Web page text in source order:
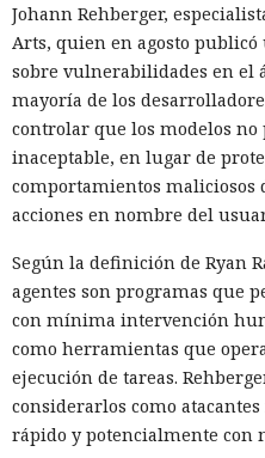
Johann Rehberger,
Arts, quien en agosto
sobre vulnerabilidades en el
mayoría de los
controlar que los modelos
inaceptable, en lugar de
comportamientos maliciosos
acciones en nombre del
Según la definición de Ryan
agentes son programas que
con mínima intervención
como herramientas que
ejecución de tareas.
considerarlos como
rápido y potencialmente con